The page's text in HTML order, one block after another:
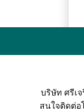
บริษัท ศรีเ
สนใจติดต่อโดย